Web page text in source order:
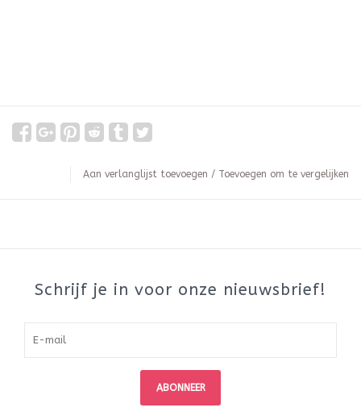
Aan verlanglijst toevoegen / Toevoegen om te vergelijken
Schrijf je in voor onze nieuwsbrief!
ABONNEER